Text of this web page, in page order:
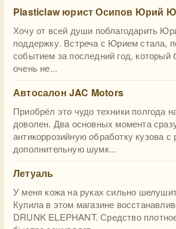
Plasticlaw юрист Осипов Юрий
Хочу от всей души поблагодарить
поддержку. Встреча с Юрием стала,
событием за последний год,
очень не...
Автосалон JAC Motors
Приобрёл это чудо техники полгода
доволен. Два основных момента
антикоррозийную обработку кузова с
дополнительную шумк...
Летуаль
У меня кожа на руках сильно
Купила в этом магазине
DRUNK ELEPHANT. Средство